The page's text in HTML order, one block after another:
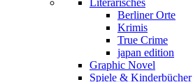
Literarisches
Berliner Orte
Krimis
True Crime
japan edition
Graphic Novel
Spiele & Kinderbücher